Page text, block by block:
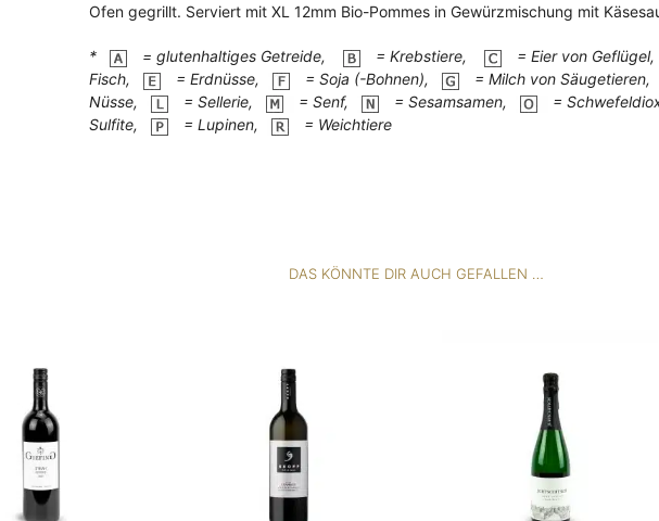
Ofen gegrillt. Serviert mit XL 12mm Bio-Pommes in Gewürzmischung mit
* = glutenhaltiges Getreide, = Krebstiere,
= Eier von
Fisch,
= Erdnüsse, = Soja (-Bohnen),
= Milch von Säugetieren,
Nüsse,
= Sellerie, = Senf, = Sesamsamen,
=
Sulfite,
= Lupinen, = Weichtiere
DAS KÖNNTE DIR AUCH GEFALLEN …